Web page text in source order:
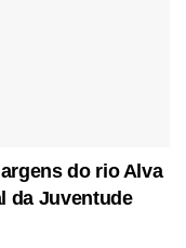
do rio Alva
da Juventude